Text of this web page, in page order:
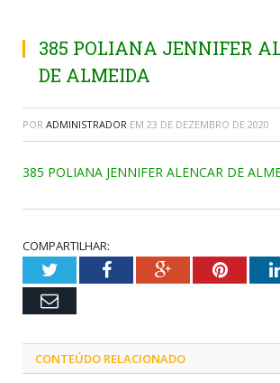
385 POLIANA JENNIFER
DE ALMEIDA
POR ADMINISTRADOR EM 23 DE DEZEMBRO DE 2020
385 POLIANA JENNIFER ALENCAR DE
COMPARTILHAR:
TwitterFacebookGoogle+
Email
CONTEÚDO RELACIONADO